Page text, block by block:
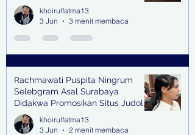
and Pub Surabaya,
khoirulfatma13
3 Jun
3 menit membaca
Rachmawati Puspita Ningrum
Selebgram Asal Surabaya
Didakwa Promosikan Situs Judol,
Raup Rp2 Juta dari Tiga Kali
Endorse
khoirulfatma13
3 Jun
2 menit membaca